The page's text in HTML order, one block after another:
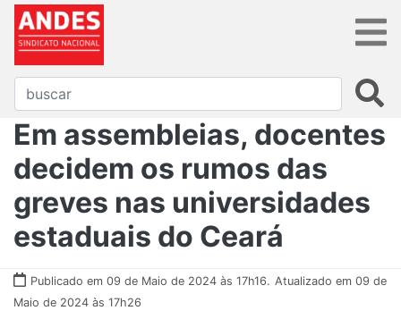
Em assembleias, docentes
decidem os rumos das
greves nas universidades
estaduais do Ceará
Publicado em 09 de Maio de 2024 às 17h16. Atualizado em 09 de
Maio de 2024 às 17h26